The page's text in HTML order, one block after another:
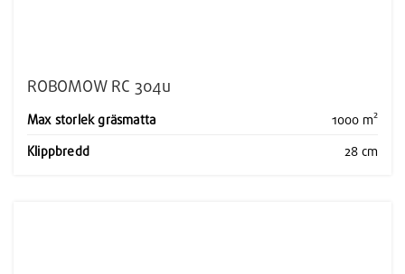
ROBOMOW RC 304u
Max storlek gräsmatta 1000 m²
Klippbredd 28 cm